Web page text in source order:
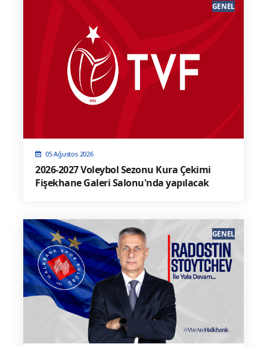
05 Ağustos 2026
2026-2027 Voleybol Sezonu Kura Çekimi
Fişekhane Galeri Salonu'nda yapılacak
GENEL
GENEL